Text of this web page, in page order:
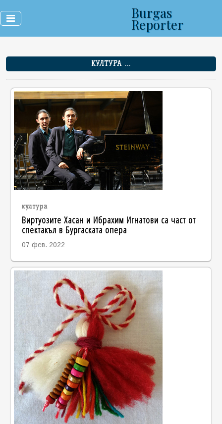
Burgas
Reporter
КУЛТУРА ...
култура
Виртуозите Хасан и Ибрахим Игнатови са част от
спектакъл в Бургаската опера
07 фев. 2022